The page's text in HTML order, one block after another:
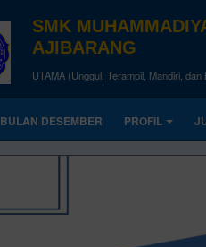
SMK
AJIBARANG
UTAMA (Unggul, Terampil, Mandiri,
BULAN DESEMBER PROFIL